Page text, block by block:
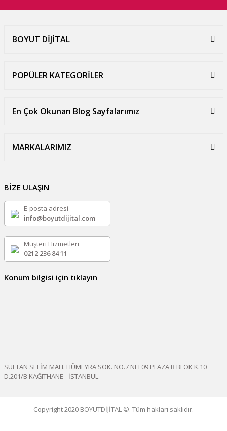
BOYUT DİJİTAL
POPÜLER KATEGORİLER
En Çok Okunan Blog Sayfalarımız
MARKALARIMIZ
BİZE ULAŞIN
E-posta adresi
info@boyutdijital.com
Müşteri Hizmetleri
0212 236 84 11
Konum bilgisi için tıklayın
SULTAN SELİM MAH. HÜMEYRA SOK. NO.7 NEF09 PLAZA B BLOK K.10
D.201/B KAĞITHANE - İSTANBUL
Copyright 2020 BOYUTDİJİTAL ©. Tüm hakları saklıdır.